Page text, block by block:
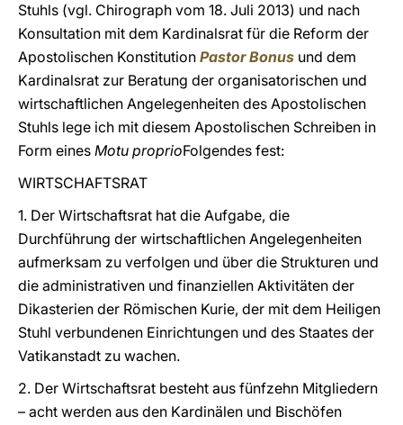
Stuhls (vgl. Chirograph vom 18. Juli 2013) und nach
Konsultation mit dem Kardinalsrat für die Reform der
Apostolischen Konstitution Pastor Bonus und dem
Kardinalsrat zur Beratung der organisatorischen und
wirtschaftlichen Angelegenheiten des Apostolischen
Stuhls lege ich mit diesem Apostolischen Schreiben in
Form eines Motu proprioFolgendes fest:
WIRTSCHAFTSRAT
1. Der Wirtschaftsrat hat die Aufgabe, die
Durchführung der wirtschaftlichen Angelegenheiten
aufmerksam zu verfolgen und über die Strukturen und
die administrativen und finanziellen Aktivitäten der
Dikasterien der Römischen Kurie, der mit dem Heiligen
Stuhl verbundenen Einrichtungen und des Staates der
Vatikanstadt zu wachen.
2. Der Wirtschaftsrat besteht aus fünfzehn Mitgliedern
– acht werden aus den Kardinälen und Bischöfen